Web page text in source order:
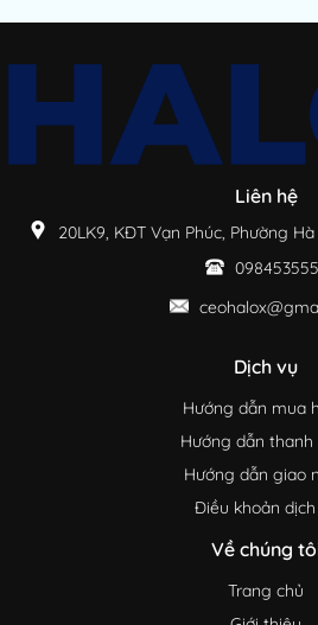
Liên hệ
20LK9, KĐT Vạn Phúc, Phường
Dịch vụ
Hướng dẫn mua
Hướng dẫn thanh
Hướng dẫn giao
Điều khoản dịch
Về chúng
Trang chủ